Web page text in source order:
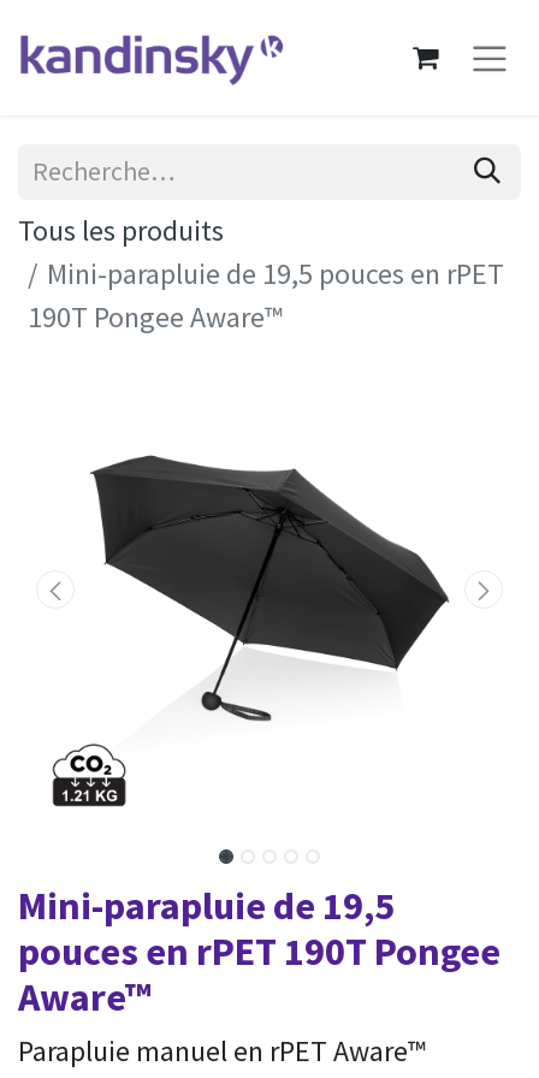
Tous les produits
Mini-parapluie de 19,5 pouces en rPET
190T Pongee Aware™
Mini-parapluie de 19,5
pouces en rPET 190T Pongee
Aware™
Parapluie manuel en rPET Aware™